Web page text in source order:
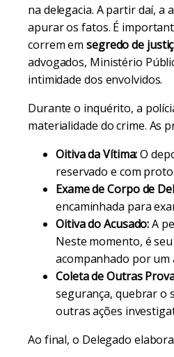
na delegacia. A partir daí, a
apurar os fatos. É
correm emsegredo de
advogados, Ministério
intimidade dos envolvidos.
Durante o inquérito, a
materialidade do crime. As
Oitiva da Vítima:O
reservado e com
Exame de Corpo de
encaminhada para
Oitiva do Acusado:A
Neste momento, é
acompanhado por um
Coleta de Outras
segurança, quebrar o
outras ações
Ao final, o Delegado